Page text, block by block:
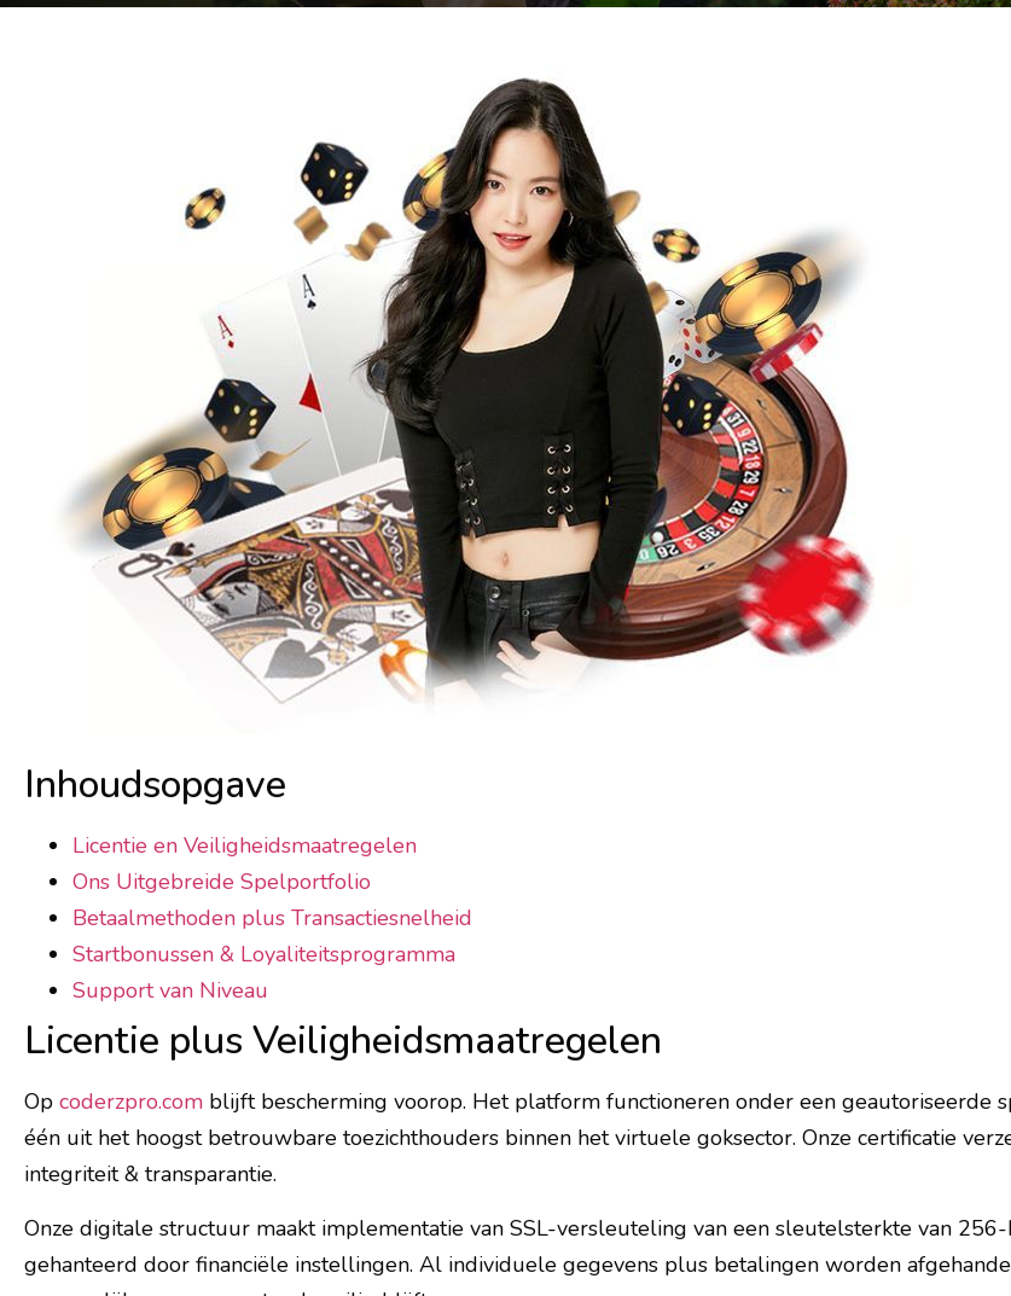
Inhoudsopgave
Licentie en Veiligheidsmaatregelen
Ons Uitgebreide Spelportfolio
Betaalmethoden plus Transactiesnelheid
Startbonussen & Loyaliteitsprogramma
Support van Niveau
Licentie plus Veiligheidsmaatregelen
Op coderzpro.com blijft bescherming voorop. Het platform functioneren onder een geautoriseerde
één uit het hoogst betrouwbare toezichthouders binnen het virtuele goksector. Onze certificatie
integriteit & transparantie.
Onze digitale structuur maakt implementatie van SSL-versleuteling van een sleutelsterkte van
gehanteerd door financiële instellingen. Al individuele gegevens plus betalingen worden